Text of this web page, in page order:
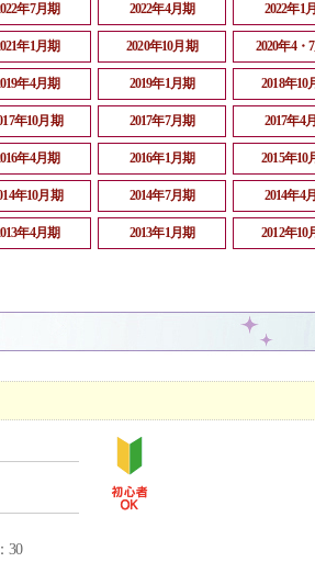
年7月期 2022年4月期 2022年1
年1月期 2020年10月期 2020年4・
年4月期 2019年1月期 2018年10
年10月期 2017年7月期 2017年4
年4月期 2016年1月期 2015年10
年10月期 2014年7月期 2014年4
年4月期 2013年1月期 2012年10
30